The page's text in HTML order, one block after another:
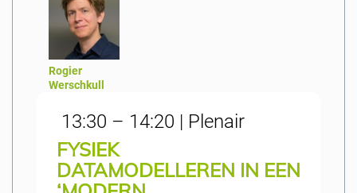
Rogier
Werschkull
13:30 – 14:20 | Plenair
FYSIEK
DATAMODELLEREN IN EEN